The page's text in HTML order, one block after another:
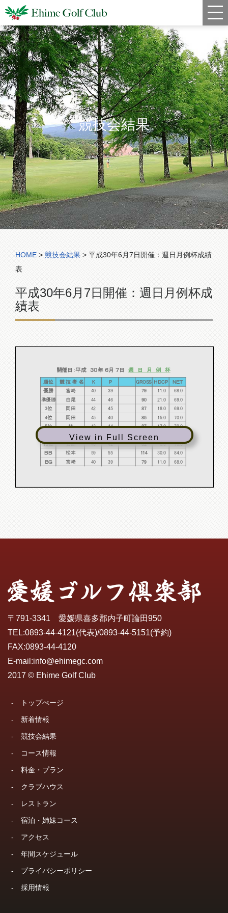
新着情報
コース情報
料金
クラブハウス
レストラン
年間スケジュール
宿泊・姉妹コース
アクセス
競技会結果
HOME > 競技会結果 > 平成30年6月7日開催：週日月例杯成績
表
平成30年6月7日開催：週日月例杯成
績表
View in Full Screen
順位 競 技 者 名 K P GROSS ＨＤCP
ＮＥＴ
優勝
宮﨑 40 39 79 11.0
68.0
準優勝
白尾 44 46 90 21.0
69.0
3位
岡田 42 45 87 18.0
69.0
4位
岡田 45 40 85 15.0
70.0
5位
林 43 44 87 17.0
70.0
宇都宮 49 52 101
15位
安岡 40 42 82 6.0
76.0
ＢＢ
松本 59 55 114 30.0
84.0
ＢＧ
宮﨑 40 39 79 11.0 68.0
開催日：平成 ３０年 ６月 ７日週 日 月 例 杯
〒791-3341 愛媛県喜多郡内子町論田950
TEL:0893-44-4121(代表)/0893-44-5151(予約)
FAX:0893-44-4120
E-mail:info@ehimegc.com
2017 © Ehime Golf Club
- トップぺージ
- 新着情報
- 競技会結果
- コース情報
- 料金・プラン
- クラブハウス
- レストラン
- 宿泊・姉妹コース
- アクセス
- 年間スケジュール
- プライバシーポリシー
- 採用情報